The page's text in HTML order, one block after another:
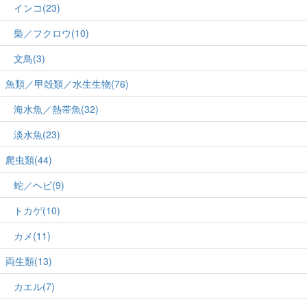
インコ(23)
梟／フクロウ(10)
文鳥(3)
魚類／甲殻類／水生生物(76)
海水魚／熱帯魚(32)
淡水魚(23)
爬虫類(44)
蛇／ヘビ(9)
トカゲ(10)
カメ(11)
両生類(13)
カエル(7)